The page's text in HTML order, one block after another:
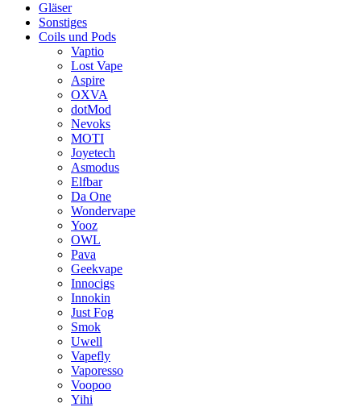
Gläser
Sonstiges
Coils und Pods
Vaptio
Lost Vape
Aspire
OXVA
dotMod
Nevoks
MOTI
Joyetech
Asmodus
Elfbar
Da One
Wondervape
Yooz
OWL
Pava
Geekvape
Innocigs
Innokin
Just Fog
Smok
Uwell
Vapefly
Vaporesso
Voopoo
Yihi